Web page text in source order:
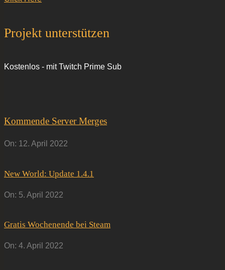
Projekt unterstützen
Kostenlos - mit Twitch Prime Sub
Kommende Server Merges
On: 12. April 2022
New World: Update 1.4.1
On: 5. April 2022
Gratis Wochenende bei Steam
On: 4. April 2022